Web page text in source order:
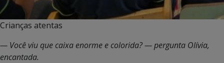
Crianças atentas
— Você viu que caixa enorme e colorida? — pergunta Olívia,
encantada.